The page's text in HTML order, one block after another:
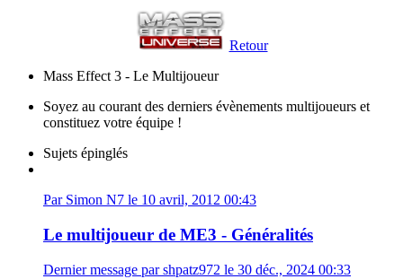
Retour
Mass Effect 3 - Le Multijoueur
Soyez au courant des derniers évènements multijoueurs et
constituez votre équipe !
Sujets épinglés
Par Simon N7 le 10 avril, 2012 00:43
Le multijoueur de ME3 - Généralités
Dernier message par shpatz972 le 30 déc., 2024 00:33